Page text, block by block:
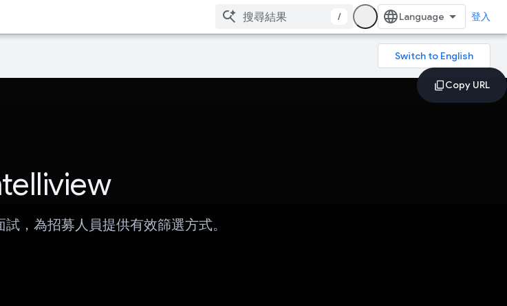
/ 登入
，為招募人員提供有效篩選方式。